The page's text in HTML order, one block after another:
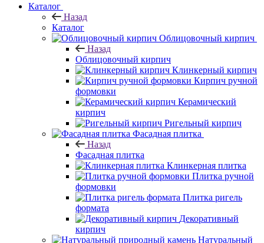
Каталог
Назад
Каталог
Облицовочный кирпич
Назад
Облицовочный кирпич
Клинкерный кирпич
Кирпич ручной
формовки
Керамический
кирпич
Ригельный кирпич
Фасадная плитка
Назад
Фасадная плитка
Клинкерная плитка
Плитка ручной
формовки
Плитка ригель
формата
Декоративный
кирпич
Натуральный